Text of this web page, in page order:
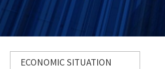
ECONOMIC SITUATION